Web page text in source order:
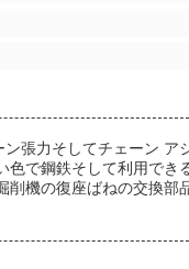
ン張力そしてチェーン ア
で鋼鉄そして利用で
機の復座ばねの交換部